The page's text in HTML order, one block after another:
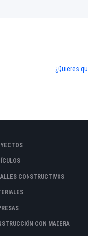
¿Quieres
CONSTRUCTIVOS
CON MADERA